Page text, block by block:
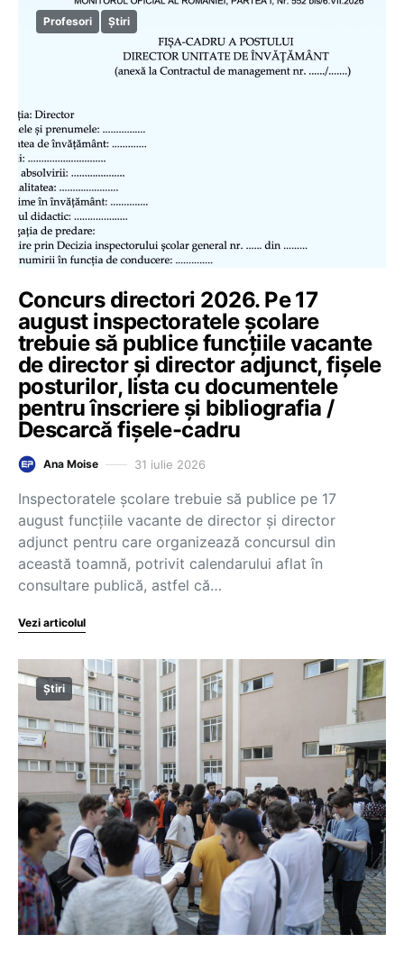
Profesori Știri
Concurs directori 2026. Pe 17
august inspectoratele școlare
trebuie să publice funcțiile vacante
de director și director adjunct, fișele
posturilor, lista cu documentele
pentru înscriere și bibliografia /
Descarcă fișele-cadru
Ana Moise 31 iulie 2026
Inspectoratele școlare trebuie să publice pe 17
august funcțiile vacante de director și director
adjunct pentru care organizează concursul din
această toamnă, potrivit calendarului aflat în
consultare publică, astfel că…
Vezi articolul
Știri